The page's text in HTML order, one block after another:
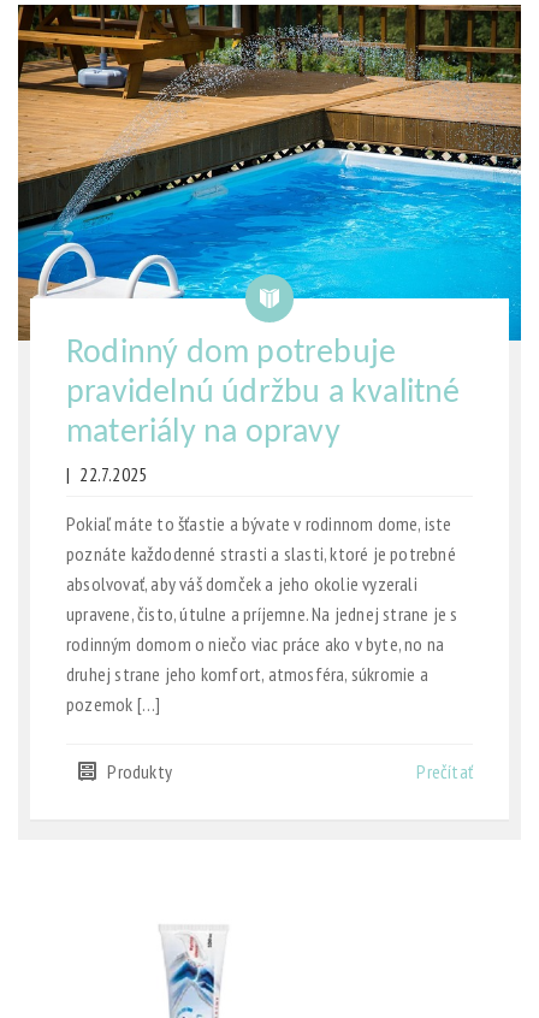
Rodinný dom potrebuje
pravidelnú údržbu a kvalitné
materiály na opravy
| 22.7.2025
Pokiaľ máte to šťastie a bývate v rodinnom dome, iste
poznáte každodenné strasti a slasti, ktoré je potrebné
absolvovať, aby váš domček a jeho okolie vyzerali
upravene, čisto, útulne a príjemne. Na jednej strane je s
rodinným domom o niečo viac práce ako v byte, no na
druhej strane jeho komfort, atmosféra, súkromie a
pozemok […]
Produkty Prečítať